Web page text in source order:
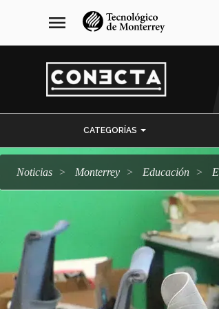
navegación
principal
menu
CATEGORÍAS
Noticias Monterrey Educación